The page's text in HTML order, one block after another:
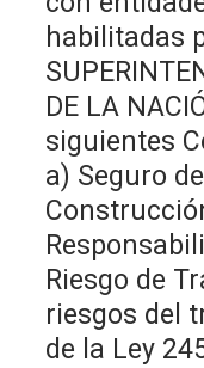
habilitadas
DE LA
siguientes
a) Seguro
Riesgo de
riesgos del
de la Ley